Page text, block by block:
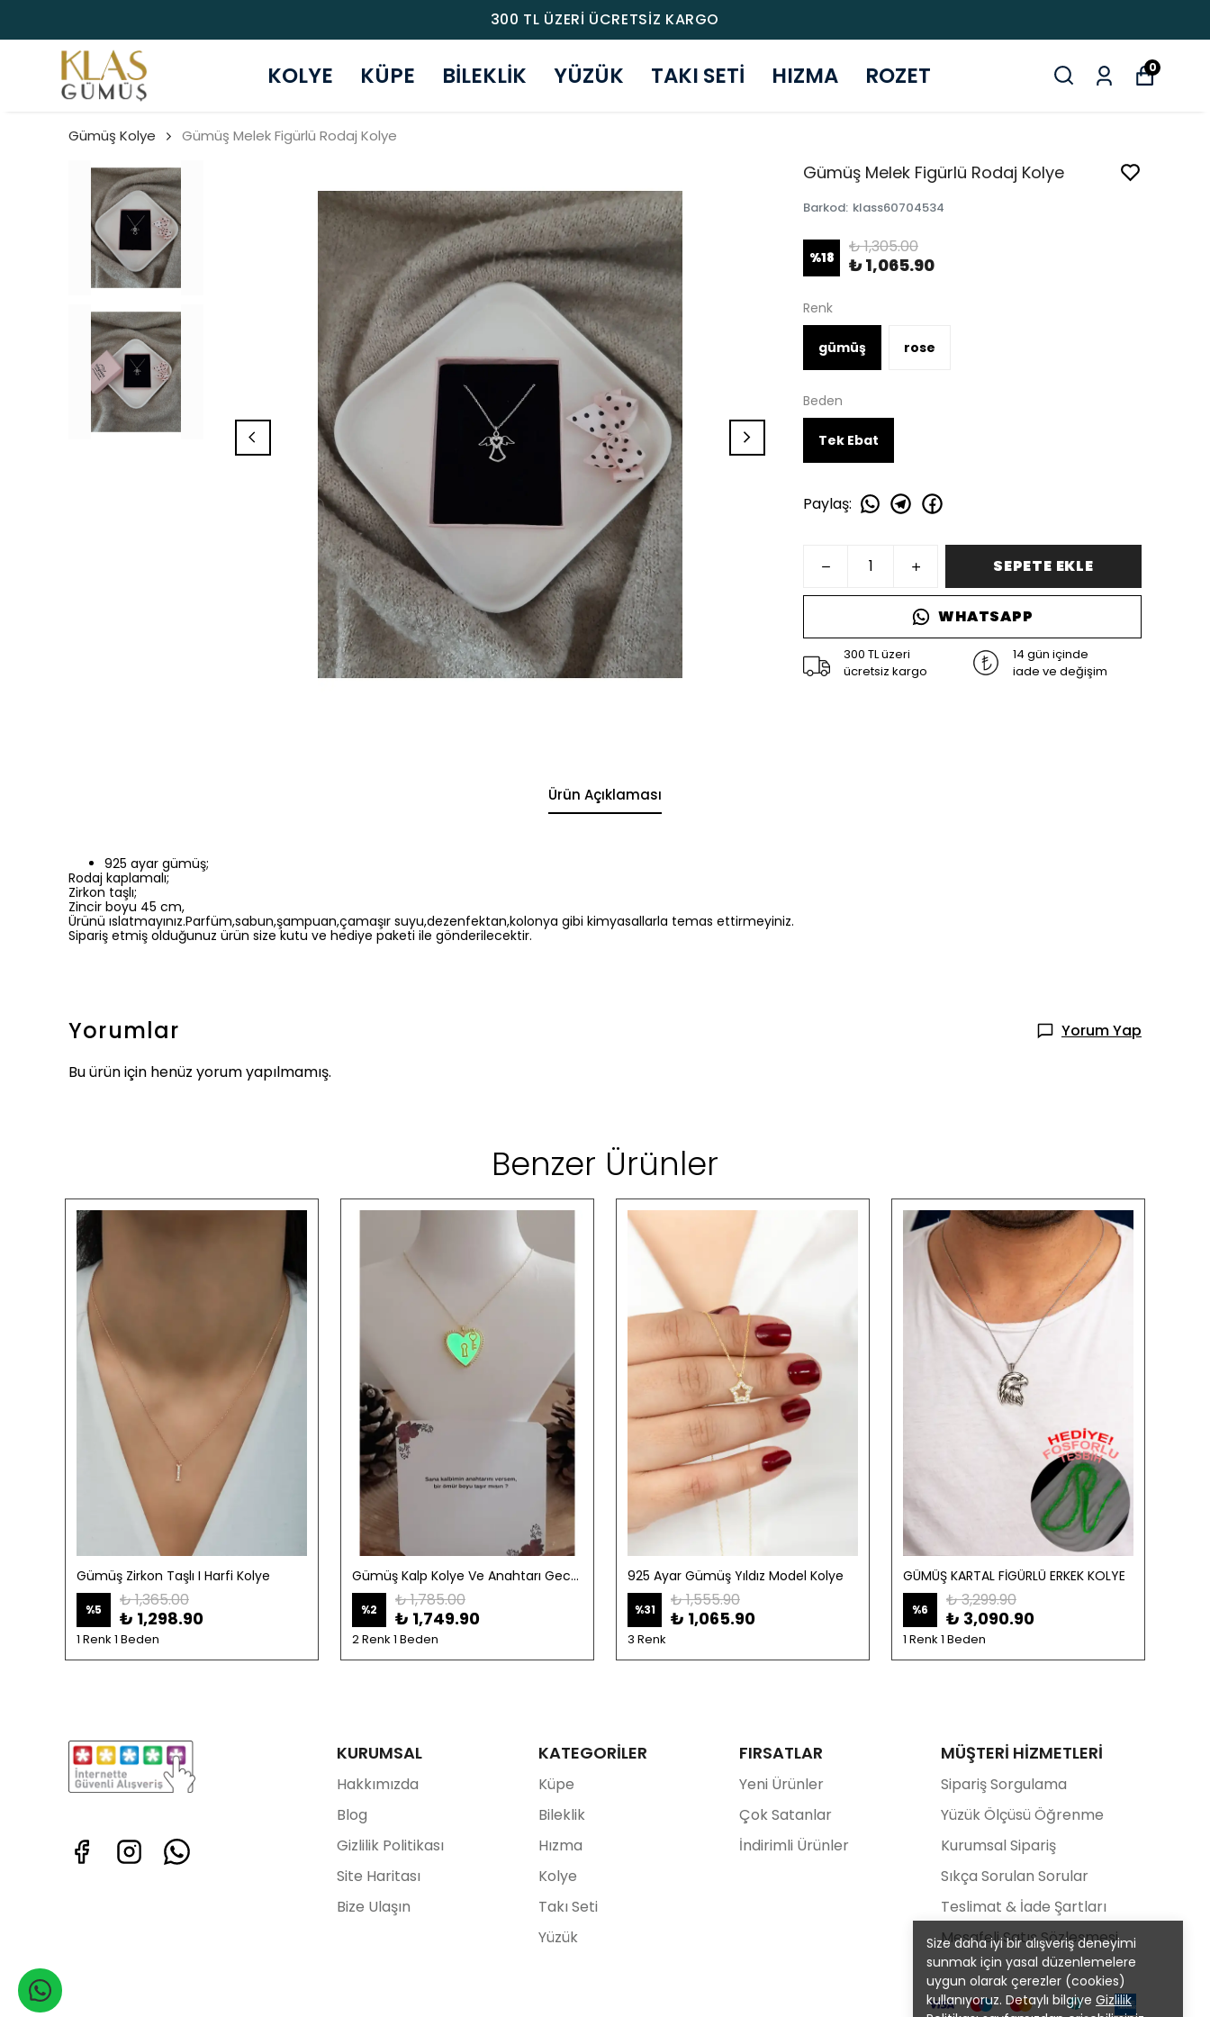
300 TL ÜZERİ ÜCRETSİZ KARGO
KOLYE KÜPE BİLEKLİK YÜZÜK TAKI SETİ HIZMA ROZET 0
Size daha iyi bir alışveriş deneyimi
sunmak için yasal düzenlemelere
uygun olarak çerezler (cookies)
kullanıyoruz. Detaylı bilgiye Gizlilik
Gümüş Kolye Gümüş Melek Figürlü Rodaj Kolye
Gümüş Melek Figürlü Rodaj Kolye
Barkod: klass60704534
%18
₺ 1,305.00
₺ 1,065.90
Renk
gümüş rose
Beden
Tek Ebat
Paylaş:
SEPETE EKLE
WHATSAPP
300 TL üzeri
ücretsiz kargo
14 gün içinde
iade ve değişim
Ürün Açıklaması
925 ayar gümüş;
Rodaj kaplamalı;
Zirkon taşlı;
Zincir boyu 45 cm,
Ürünü ıslatmayınız.Parfüm,sabun,şampuan,çamaşır suyu,dezenfektan,kolonya gibi kimyasallarla temas ettirmeyiniz.
Sipariş etmiş olduğunuz ürün size kutu ve hediye paketi ile gönderilecektir.
Yorumlar
Yorum Yap
Bu ürün için henüz yorum yapılmamış.
Benzer Ürünler
Gümüş Zirkon Taşlı I Harfi Kolye
%5 ₺ 1,365.00
₺ 1,298.90
1 Renk 1 Beden
Gümüş Kalp Kolye Ve Anahtarı Gece Parlayan Gold | Hediyelik Notlu Ürün
%2 ₺ 1,785.00
₺ 1,749.90
2 Renk 1 Beden
925 Ayar Gümüş Yıldız Model Kolye
%31 ₺ 1,555.90
₺ 1,065.90
3 Renk
GÜMÜŞ KARTAL FİGÜRLÜ ERKEK KOLYE
%6 ₺ 3,299.90
₺ 3,090.90
1 Renk 1 Beden
KURUMSAL
Hakkımızda
Blog
Gizlilik Politikası
Site Haritası
Bize Ulaşın
KATEGORİLER
Küpe
Bileklik
Hızma
Kolye
Takı Seti
Yüzük
FIRSATLAR
Yeni Ürünler
Çok Satanlar
İndirimli Ürünler
MÜŞTERİ HİZMETLERİ
Sipariş Sorgulama
Yüzük Ölçüsü Öğrenme
Kurumsal Sipariş
Sıkça Sorulan Sorular
Teslimat & İade Şartları
Mesafeli Satış Sözleşmesi